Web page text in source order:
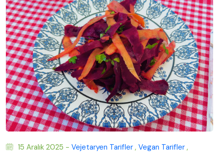
15 Aralık 2025 - Vejetaryen Tarifler , Vegan Tarifler ,